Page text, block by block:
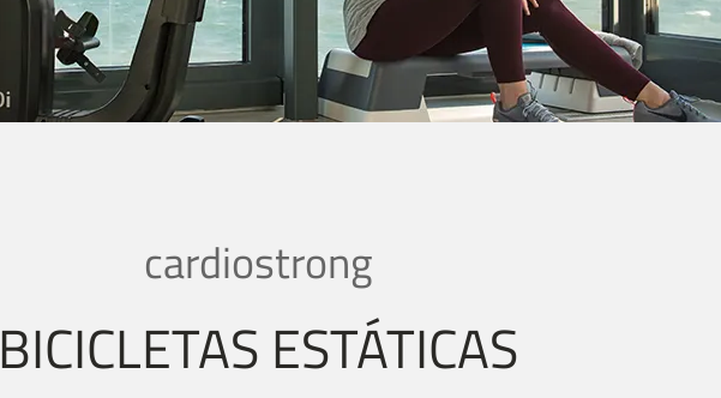
cardiostrong
BICICLETAS ESTÁTICAS